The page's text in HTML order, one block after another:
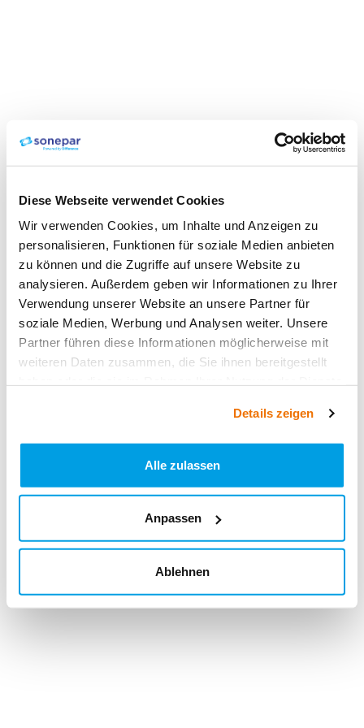
Diese Webseite verwendet Cookies
Wir verwenden Cookies, um Inhalte und Anzeigen zu
personalisieren, Funktionen für soziale Medien anbieten
zu können und die Zugriffe auf unsere Website zu
analysieren. Außerdem geben wir Informationen zu Ihrer
Verwendung unserer Website an unsere Partner für
soziale Medien, Werbung und Analysen weiter. Unsere
Partner führen diese Informationen möglicherweise mit
weiteren Daten zusammen, die Sie ihnen bereitgestellt
Details zeigen
Alle zulassen
Anpassen
Ablehnen